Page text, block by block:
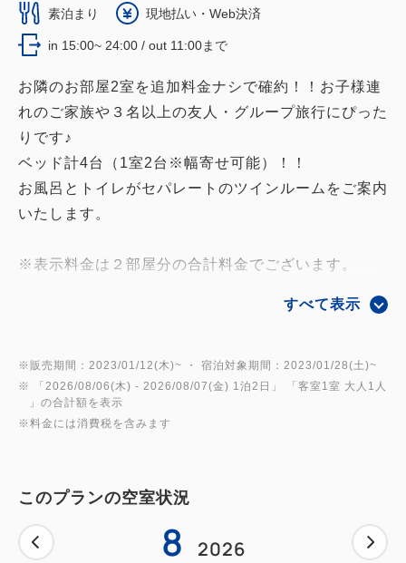
素泊まり 現地払い・Web決済
in 15:00~ 24:00 / out 11:00まで
お隣のお部屋2室を追加料金ナシで確約！！お子様連
れのご家族や３名以上の友人・グループ旅行にぴった
りです♪
ベッド計4台（1室2台※幅寄せ可能）！！
お風呂とトイレがセパレートのツインルームをご案内
いたします。
※表示料金は２部屋分の合計料金でございます。
で順番にチェックインをお願い致します。
来することはできません。
--------------------------------------------------------------------
①JR小松駅に隣接
③自動クリーニングマシン「LGスタイラー」全室完
すべて表示
※販売期間：2023/01/12(木)~ ・ 宿泊対象期間：2023/01/28(土)~
※ 「 2026/08/06(木) - 2026/08/07(金) 1泊2日 」 「 客室1室 大人1人
」の合計額を表示
※料金には消費税を含みます
このプランの空室状況
8 2026